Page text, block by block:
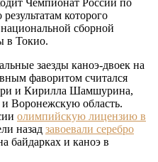
Чемпионат России по
которого
национальной сборной
в Токио.
заезды каноэ-двоек на
фаворитом считался
и Кирилла Шамшурина,
Воронежскую область.
олимпийскую лицензию в
назад завоевали серебро
байдарках и каноэ в